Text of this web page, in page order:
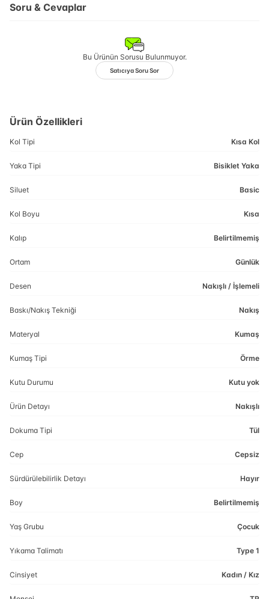
Soru & Cevaplar
Bu Ürünün Sorusu Bulunmuyor.
Satıcıya Soru Sor
Ürün Özellikleri
Kol Tipi Kısa Kol
Yaka Tipi Bisiklet Yaka
Siluet Basic
Kol Boyu Kısa
Kalıp Belirtilmemiş
Ortam Günlük
Desen Nakışlı / İşlemeli
Baskı/Nakış Tekniği Nakış
Materyal Kumaş
Kumaş Tipi Örme
Kutu Durumu Kutu yok
Ürün Detayı Nakışlı
Dokuma Tipi Tül
Cep Cepsiz
Sürdürülebilirlik Detayı Hayır
Boy Belirtilmemiş
Yaş Grubu Çocuk
Yıkama Talimatı Type 1
Cinsiyet Kadın / Kız